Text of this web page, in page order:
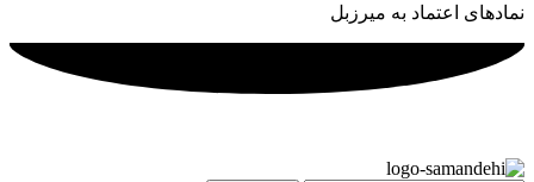
نمادهای اعتماد به میرزبل